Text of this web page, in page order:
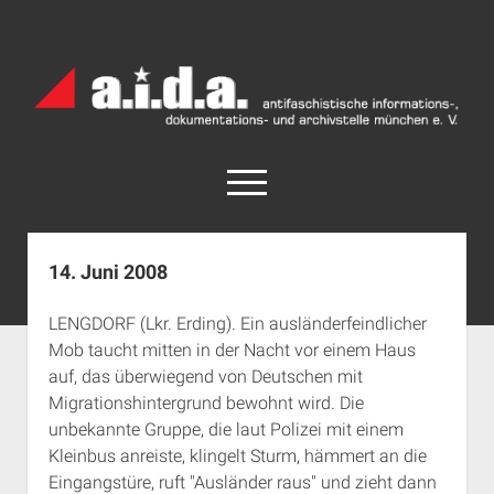
Archiv
München
open
menu
facebook
rss info@aida-archiv.de
Aktuelles
Termine
open
dropdown
menu
Antifaschistische Termine im Süden
Antifaschistische Termine in München
Rechte Termine im Süden
Chronologie
Das Archiv
open
dropdown
menu
a.i.d.a. e. V. unterstützen
Impressum
14. Juni 2008
LENGDORF (Lkr. Erding). Ein ausländerfeindlicher
Mob taucht mitten in der Nacht vor einem Haus
auf, das überwiegend von Deutschen mit
Migrationshintergrund bewohnt wird. Die
unbekannte Gruppe, die laut Polizei mit einem
Kleinbus anreiste, klingelt Sturm, hämmert an die
Eingangstüre, ruft "Ausländer raus" und zieht dann